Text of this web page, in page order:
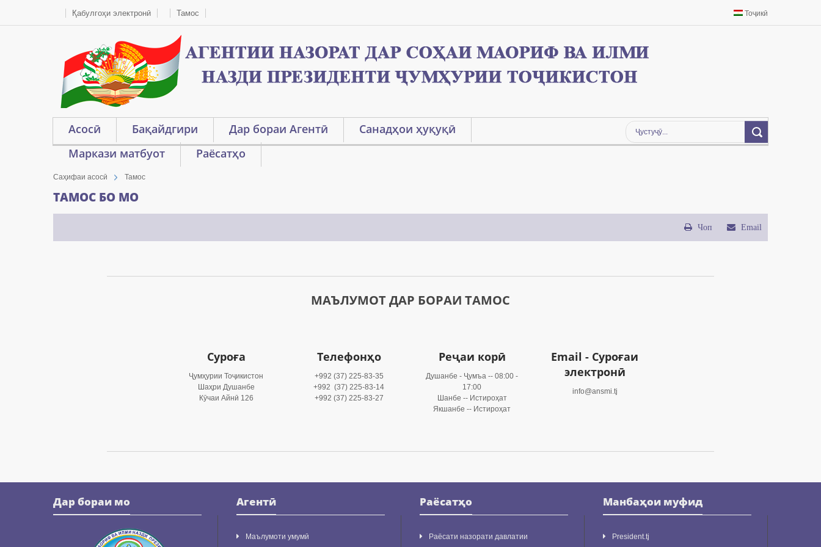
Қабулгоҳи электронӣ Тамос Тоҷикӣ
Асосӣ Бақайдгири Дар бораи Агентӣ
Санадҳои ҳуқуқӣ
Маркази матбуот
Раёсатҳо
Саҳифаи асосӣ Тамос
ТАМОС БО МО
Чоп Email
МАЪЛУМОТ ДАР БОРАИ ТАМОС
Суроға
Ҷумҳурии Тоҷикистон
Шаҳри Душанбе
Кӯчаи Айнӣ 126
Телефонҳо
+992 (37) 225-83-35
+992 (37) 225-83-14
+992 (37) 225-83-27
Реҷаи корӣ
Душанбе - Ҷумъа -- 08:00 -
17:00
Шанбе -- Истироҳат
Якшанбе -- Истироҳат
Email - Суроғаи
электронӣ
info@ansmi.tj
Дар бораи мо Агентӣ
Маълумоти умумӣ
Раёсатҳо
Раёсати назорати давлатии
Манбаҳои муфид
President.tj